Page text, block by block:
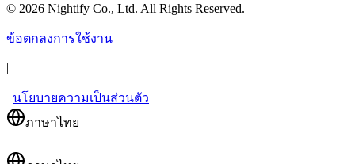
© 2026 Nightify Co., Ltd. All Rights Reserved.
ข้อตกลงการใช้งาน
|
นโยบายความเป็นส่วนตัว
ภาษาไทย